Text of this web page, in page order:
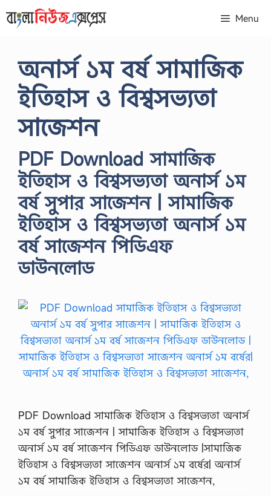
to
Menu
অনার্স ১ম বর্ষ সামাজিক
ইতিহাস ও বিশ্বসভ্যতা
সাজেশন
PDF Download সামাজিক
ইতিহাস ও বিশ্বসভ্যতা অনার্স ১ম
বর্ষ সুপার সাজেশন | সামাজিক
ইতিহাস ও বিশ্বসভ্যতা অনার্স ১ম
বর্ষ সাজেশন পিডিএফ
ডাউনলোড
PDF Download সামাজিক ইতিহাস ও বিশ্বসভ্যতা অনার্স
১ম বর্ষ সুপার সাজেশন | সামাজিক ইতিহাস ও বিশ্বসভ্যতা
অনার্স ১ম বর্ষ সাজেশন পিডিএফ ডাউনলোড |সামাজিক
ইতিহাস ও বিশ্বসভ্যতা সাজেশন অনার্স ১ম বর্ষের| অনার্স
১ম বর্ষ সামাজিক ইতিহাস ও বিশ্বসভ্যতা সাজেশন,